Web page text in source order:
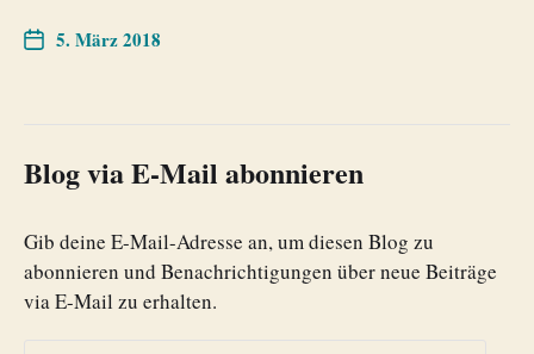
5. März 2018
Blog via E-Mail abonnieren
Gib deine E-Mail-Adresse an, um diesen Blog zu
abonnieren und Benachrichtigungen über neue Beiträge
via E-Mail zu erhalten.